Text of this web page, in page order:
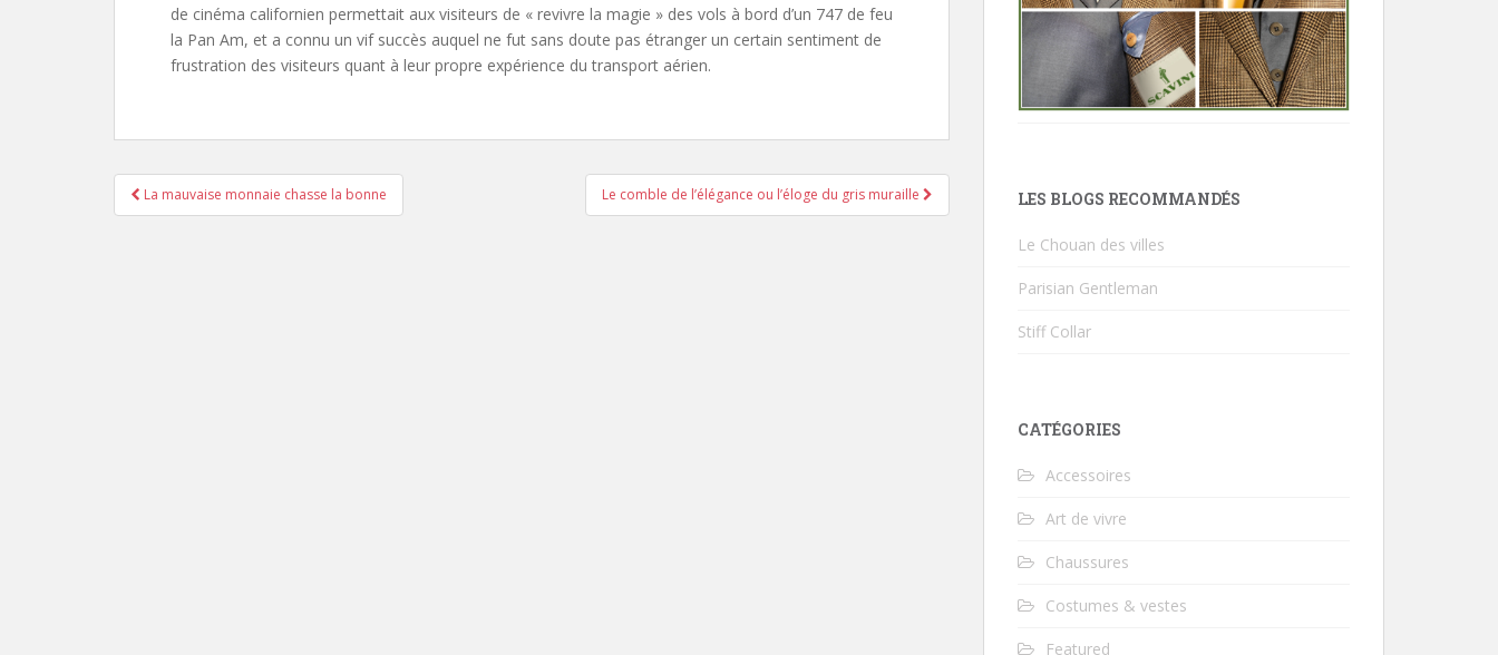
de cinéma californien permettait aux visiteurs de « revivre la magie » des vols à bord d’un 747 de feu
la Pan Am, et a connu un vif succès auquel ne fut sans doute pas étranger un certain sentiment de
frustration des visiteurs quant à leur propre expérience du transport aérien.
Pagination
d'article
La mauvaise monnaie chasse la bonne Le comble de l’élégance ou l’éloge du gris muraille LES BLOGS RECOMMANDÉS
Le Chouan des villes
Parisian Gentleman
Stiff Collar
CATÉGORIES
Accessoires
Art de vivre
Chaussures
Costumes & vestes
Featured